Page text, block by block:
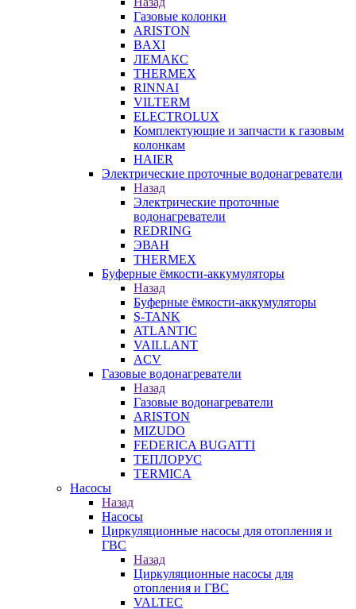
Газовые колонки
ARISTON
BAXI
ЛЕМАКС
THERMEX
RINNAI
VILTERM
ELECTROLUX
Комплектующие и запчасти к газовым
колонкам
HAIER
Электрические проточные водонагреватели
Назад
Электрические проточные
водонагреватели
REDRING
ЭВАН
THERMEX
Буферные ёмкости-аккумуляторы
Назад
Буферные ёмкости-аккумуляторы
S-TANK
ATLANTIC
VAILLANT
ACV
Газовые водонагреватели
Назад
Газовые водонагреватели
ARISTON
MIZUDO
FEDERICA BUGATTI
ТЕПЛОРУС
TERMICA
Насосы
Назад
Насосы
Циркуляционные насосы для отопления и
ГВС
Назад
Циркуляционные насосы для
отопления и ГВС
VALTEC